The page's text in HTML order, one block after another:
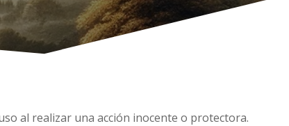
al realizar una acción inocente o protectora.